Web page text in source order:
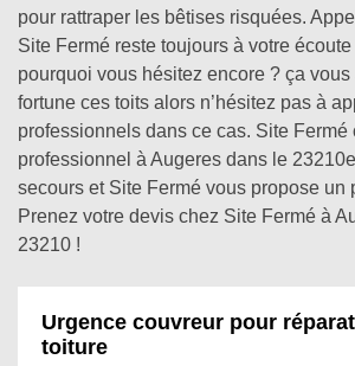
pour rattraper les bêtises risquées.
Site Fermé reste toujours à votre
pourquoi vous hésitez encore ? ça
fortune ces toits alors n’hésitez pas à
professionnels dans ce cas. Site Fermé
professionnel à Augeres dans le
secours et Site Fermé vous propose un
Prenez votre devis chez Site Fermé à
23210 !
Urgence couvreur pour
toiture